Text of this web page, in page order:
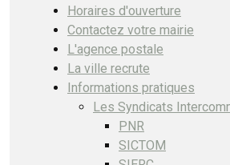
Horaires d'ouverture
Contactez votre mairie
L'agence postale
La ville recrute
Informations pratiques
Les Syndicats
PNR
SICTOM